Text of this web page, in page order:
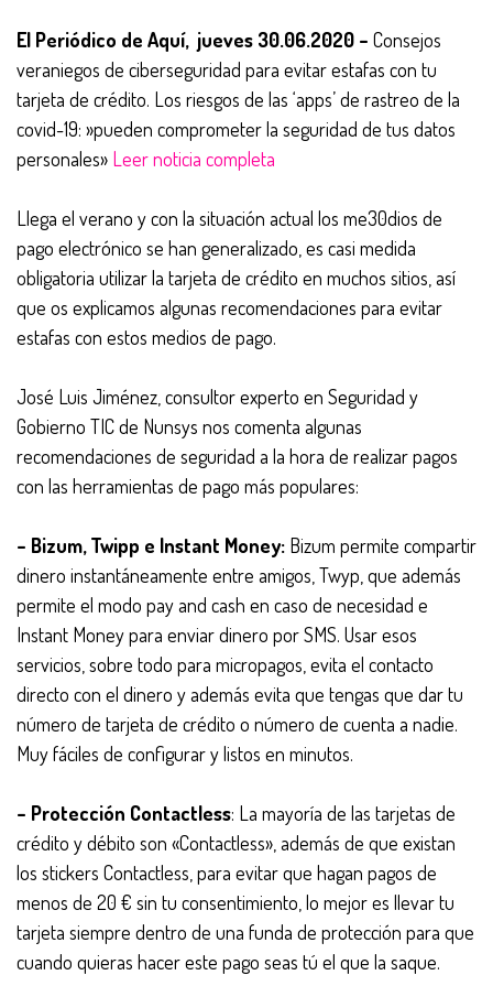
El Periódico de Aquí, jueves 30.06.2020 – Consejos
veraniegos de ciberseguridad para evitar estafas con tu
tarjeta de crédito. Los riesgos de las ‘apps’ de rastreo de la
covid-19: »pueden comprometer la seguridad de tus datos
personales» Leer noticia completa
Llega el verano y con la situación actual los me30dios de
pago electrónico se han generalizado, es casi medida
obligatoria utilizar la tarjeta de crédito en muchos sitios, así
que os explicamos algunas recomendaciones para evitar
estafas con estos medios de pago.
José Luis Jiménez, consultor experto en Seguridad y
Gobierno TIC de Nunsys nos comenta algunas
recomendaciones de seguridad a la hora de realizar pagos
con las herramientas de pago más populares:
– Bizum, Twipp e Instant Money: Bizum permite compartir
dinero instantáneamente entre amigos, Twyp, que además
permite el modo pay and cash en caso de necesidad e
Instant Money para enviar dinero por SMS. Usar esos
servicios, sobre todo para micropagos, evita el contacto
directo con el dinero y además evita que tengas que dar tu
número de tarjeta de crédito o número de cuenta a nadie.
Muy fáciles de configurar y listos en minutos.
– Protección Contactless: La mayoría de las tarjetas de
crédito y débito son «Contactless», además de que existan
los stickers Contactless, para evitar que hagan pagos de
menos de 20 € sin tu consentimiento, lo mejor es llevar tu
tarjeta siempre dentro de una funda de protección para que
cuando quieras hacer este pago seas tú el que la saque.